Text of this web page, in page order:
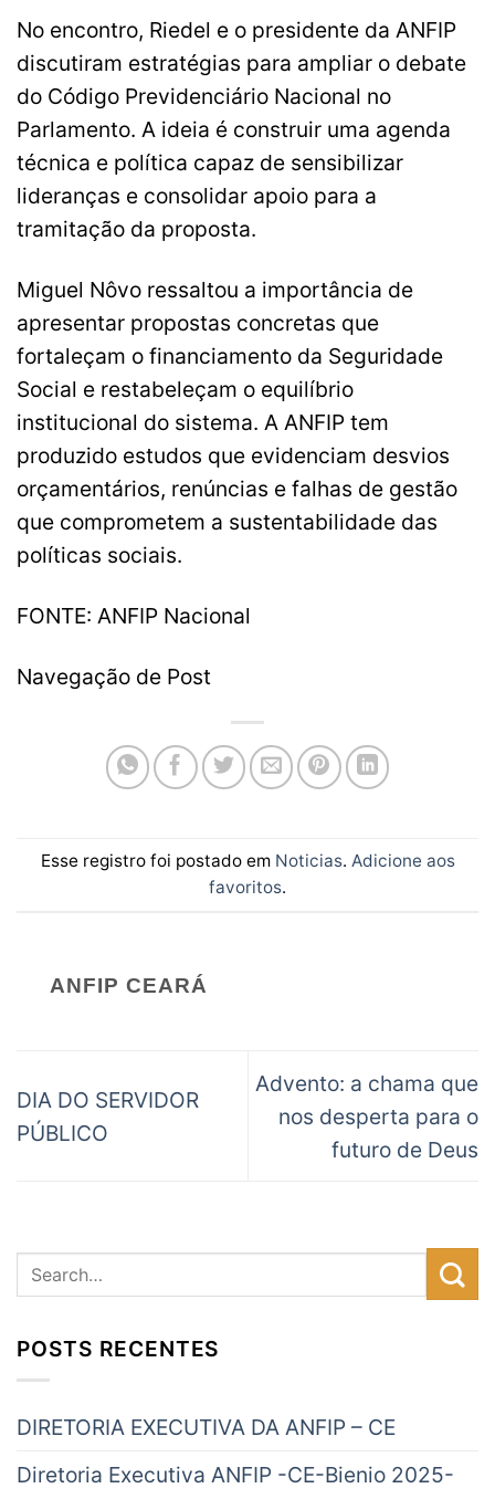
No encontro, Riedel e o presidente da ANFIP
discutiram estratégias para ampliar o debate
do Código Previdenciário Nacional no
Parlamento. A ideia é construir uma agenda
técnica e política capaz de sensibilizar
lideranças e consolidar apoio para a
tramitação da proposta.
Miguel Nôvo ressaltou a importância de
apresentar propostas concretas que
fortaleçam o financiamento da Seguridade
Social e restabeleçam o equilíbrio
institucional do sistema. A ANFIP tem
produzido estudos que evidenciam desvios
orçamentários, renúncias e falhas de gestão
que comprometem a sustentabilidade das
políticas sociais.
FONTE: ANFIP Nacional
Navegação de Post
Esse registro foi postado em Noticias. Adicione aos
favoritos.
ANFIP CEARÁ
DIA DO SERVIDOR
PÚBLICO
Advento: a chama que
nos desperta para o
futuro de Deus
POSTS RECENTES
DIRETORIA EXECUTIVA DA ANFIP – CE
Diretoria Executiva ANFIP -CE-Bienio 2025-